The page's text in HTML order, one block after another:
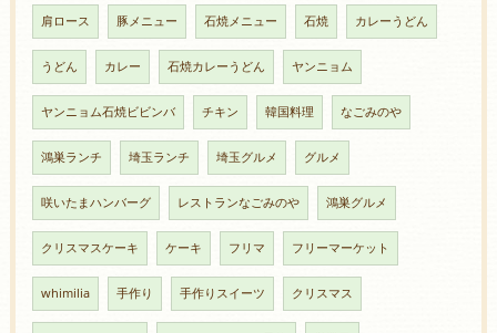
肩ロース 豚メニュー 石焼メニュー 石焼 カレーうどん
うどん カレー 石焼カレーうどん ヤンニョム
ヤンニョム石焼ビビンバ チキン 韓国料理 なごみのや
鴻巣ランチ 埼玉ランチ 埼玉グルメ グルメ
咲いたまハンバーグ レストランなごみのや 鴻巣グルメ
クリスマスケーキ ケーキ フリマ フリーマーケット
whimilia 手作り 手作りスイーツ クリスマス